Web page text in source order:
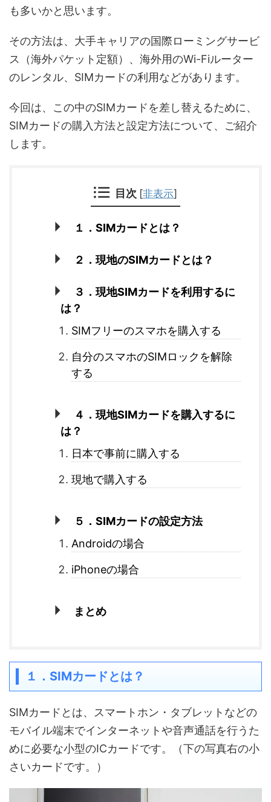
も多いかと思います。
その方法は、大手キャリアの国際ローミングサービ
ス（海外パケット定額）、海外用のWi-Fiルーター
のレンタル、SIMカードの利用などがあります。
今回は、この中のSIMカードを差し替えるために、
SIMカードの購入方法と設定方法について、ご紹介
します。
目次 [非表示]
１．SIMカードとは？
２．現地のSIMカードとは？
３．現地SIMカードを利用するに
は？
SIMフリーのスマホを購入する
自分のスマホのSIMロックを解除
する
４．現地SIMカードを購入するに
は？
日本で事前に購入する
現地で購入する
５．SIMカードの設定方法
Androidの場合
iPhoneの場合
まとめ
１．SIMカードとは？
SIMカードとは、スマートホン・タブレットなどの
モバイル端末でインターネットや音声通話を行うた
めに必要な小型のICカードです。（下の写真右の小
さいカードです。）